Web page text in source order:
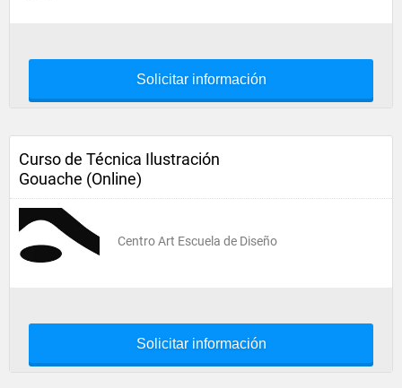
Solicitar información
Curso de Técnica Ilustración
Gouache (Online)
Centro Art Escuela de Diseño
Solicitar información